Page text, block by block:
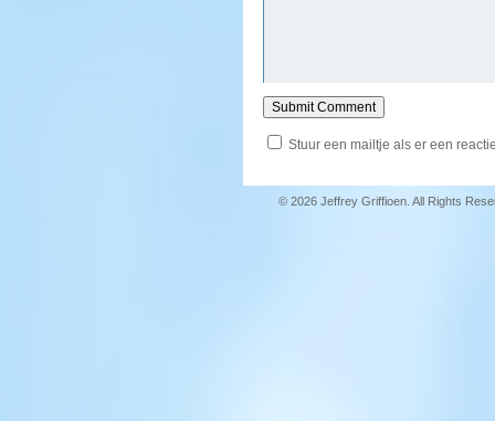
Stuur een mailtje als er een
© 2026 Jeffrey Griffioen. All Rights